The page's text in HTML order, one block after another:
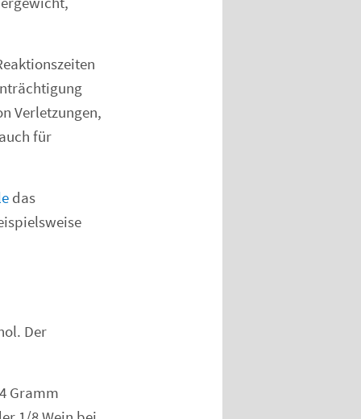
Verletzungen,
für
das
Der
Gramm